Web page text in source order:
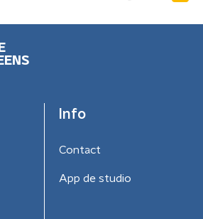
Info
Contact
App de studio